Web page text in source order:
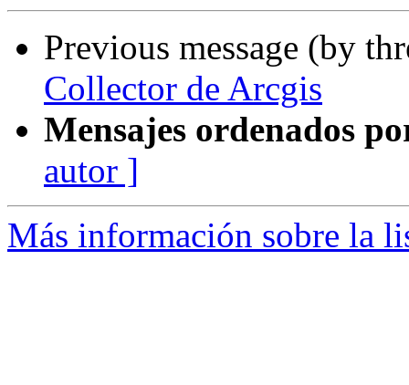
Previous message (by
Collector de Arcgis
Mensajes ordenados
autor ]
Más información sobre la